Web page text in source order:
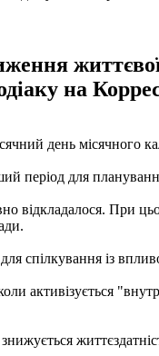
на
день місячного
період для
відкладалося. При
спілкування із
активізується
знижується